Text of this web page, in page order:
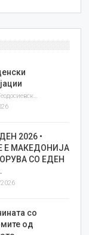
Златко Теодосиевски
2026 •
Е МАКЕДОНИЈА
СО ЕДЕН
со
од